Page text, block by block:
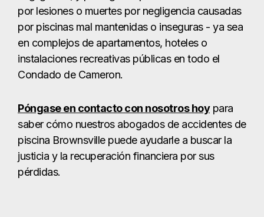
por lesiones o muertes por negligencia causadas
por piscinas mal mantenidas o inseguras - ya sea
en complejos de apartamentos, hoteles o
instalaciones recreativas públicas en todo el
Condado de Cameron.
Póngase en contacto con nosotros hoypara
saber cómo nuestros abogados de accidentes de
piscina Brownsville puede ayudarle a buscar la
justicia y la recuperación financiera por sus
pérdidas.